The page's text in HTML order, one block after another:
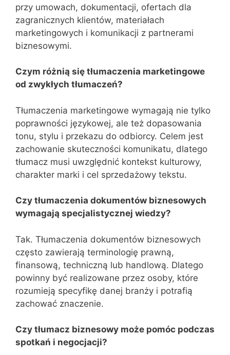
przy umowach, dokumentacji, ofertach dla
zagranicznych klientów, materiałach
marketingowych i komunikacji z partnerami
biznesowymi.
Czym różnią się tłumaczenia marketingowe
od zwykłych tłumaczeń?
Tłumaczenia marketingowe wymagają nie tylko
poprawności językowej, ale też dopasowania
tonu, stylu i przekazu do odbiorcy. Celem jest
zachowanie skuteczności komunikatu, dlatego
tłumacz musi uwzględnić kontekst kulturowy,
charakter marki i cel sprzedażowy tekstu.
Czy tłumaczenia dokumentów biznesowych
wymagają specjalistycznej wiedzy?
Tak. Tłumaczenia dokumentów biznesowych
często zawierają terminologię prawną,
finansową, techniczną lub handlową. Dlatego
powinny być realizowane przez osoby, które
rozumieją specyfikę danej branży i potrafią
zachować znaczenie.
Czy tłumacz biznesowy może pomóc podczas
spotkań i negocjacji?